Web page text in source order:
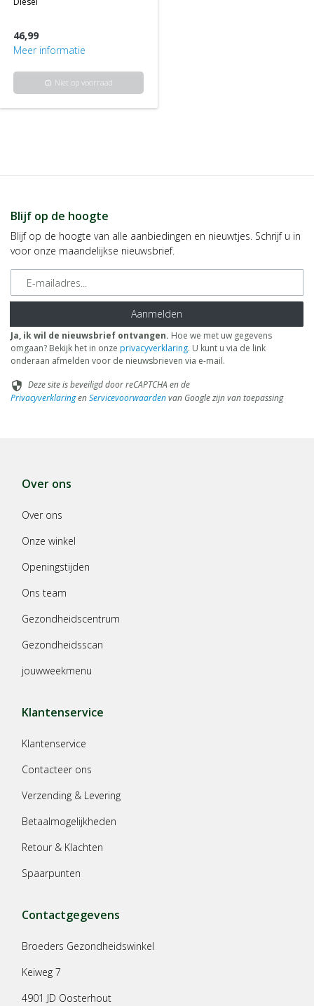
46,99
Meer informatie
info Niet op voorraad
Blijf op de hoogte
Blijf op de hoogte van alle aanbiedingen en nieuwtjes. Schrijf u in
voor onze maandelijkse nieuwsbrief.
E-mailadres
Aanmelden
Ja, ik wil de nieuwsbrief ontvangen. Hoe we met uw gegevens
omgaan? Bekijk het in onze privacyverklaring. U kunt u via de link
onderaan afmelden voor de nieuwsbrieven via e-mail.
security Deze site is beveiligd door reCAPTCHA en de
PrivacyverklaringenServicevoorwaardenvan Google zijn van toepassing
Over ons
Over ons
Onze winkel
Openingstijden
Ons team
Gezondheidscentrum
Gezondheidsscan
jouwweekmenu
Klantenservice
Klantenservice
Contacteer ons
Verzending & Levering
Betaalmogelijkheden
Retour & Klachten
Spaarpunten
Contactgegevens
Broeders Gezondheidswinkel
Keiweg 7
4901 JD Oosterhout